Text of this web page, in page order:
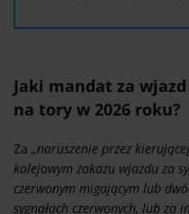
Jaki mandat za
na tory w 2026 roku?
Za „naruszenie przez
kolejowym zakazu wjazdu za
czerwonym migającym lub
sygnałach czerwonych, lub za